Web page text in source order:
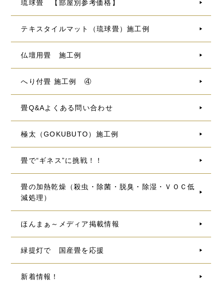
琉球畳 【部屋別参考価格】
テキスタイルマット（琉球畳）施工例
仏壇用畳 施工例
へり付畳 施工例 ④
畳Q&Aよくある問い合わせ
極太（GOKUBUTO）施工例
畳で“ギネス”に挑戦！！
畳の加熱乾燥（殺虫・除菌・脱臭・除湿・ＶＯＣ低
減処理）
ほんまぁ～メディア掲載情報
緑提灯で 国産畳を応援
新着情報！